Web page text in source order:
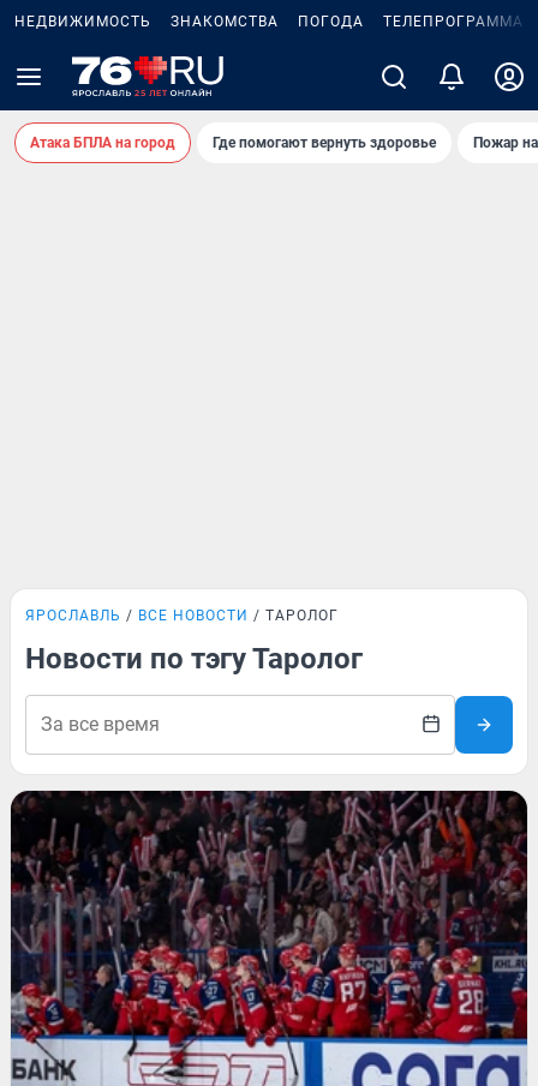
НЕДВИЖИМОСТЬ ЗНАКОМСТВА ПОГОДА ТЕЛЕПРОГРАММА
Атака БПЛА на город Где помогают вернуть здоровье Пожар
ЯРОСЛАВЛЬ ВСЕ НОВОСТИ ТАРОЛОГ
Новости по тэгу Таролог